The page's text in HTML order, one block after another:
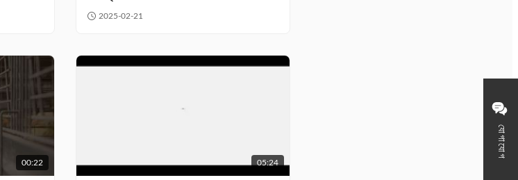
যোগাযোগ
2025-02-21
00:22 05:24